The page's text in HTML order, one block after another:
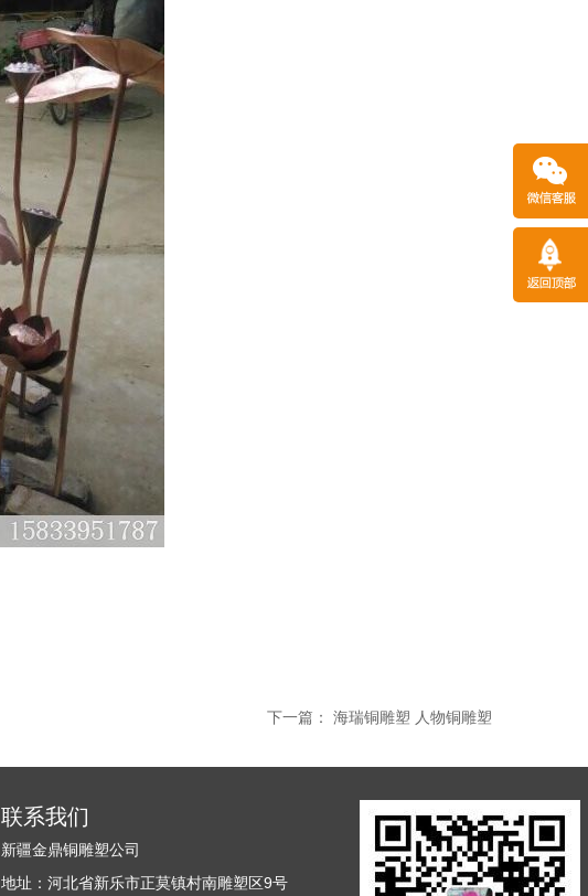
下一篇： 海瑞铜雕塑 人物铜雕塑
联系我们
新疆金鼎铜雕塑公司
地址：河北省新乐市正莫镇村南雕塑区9号